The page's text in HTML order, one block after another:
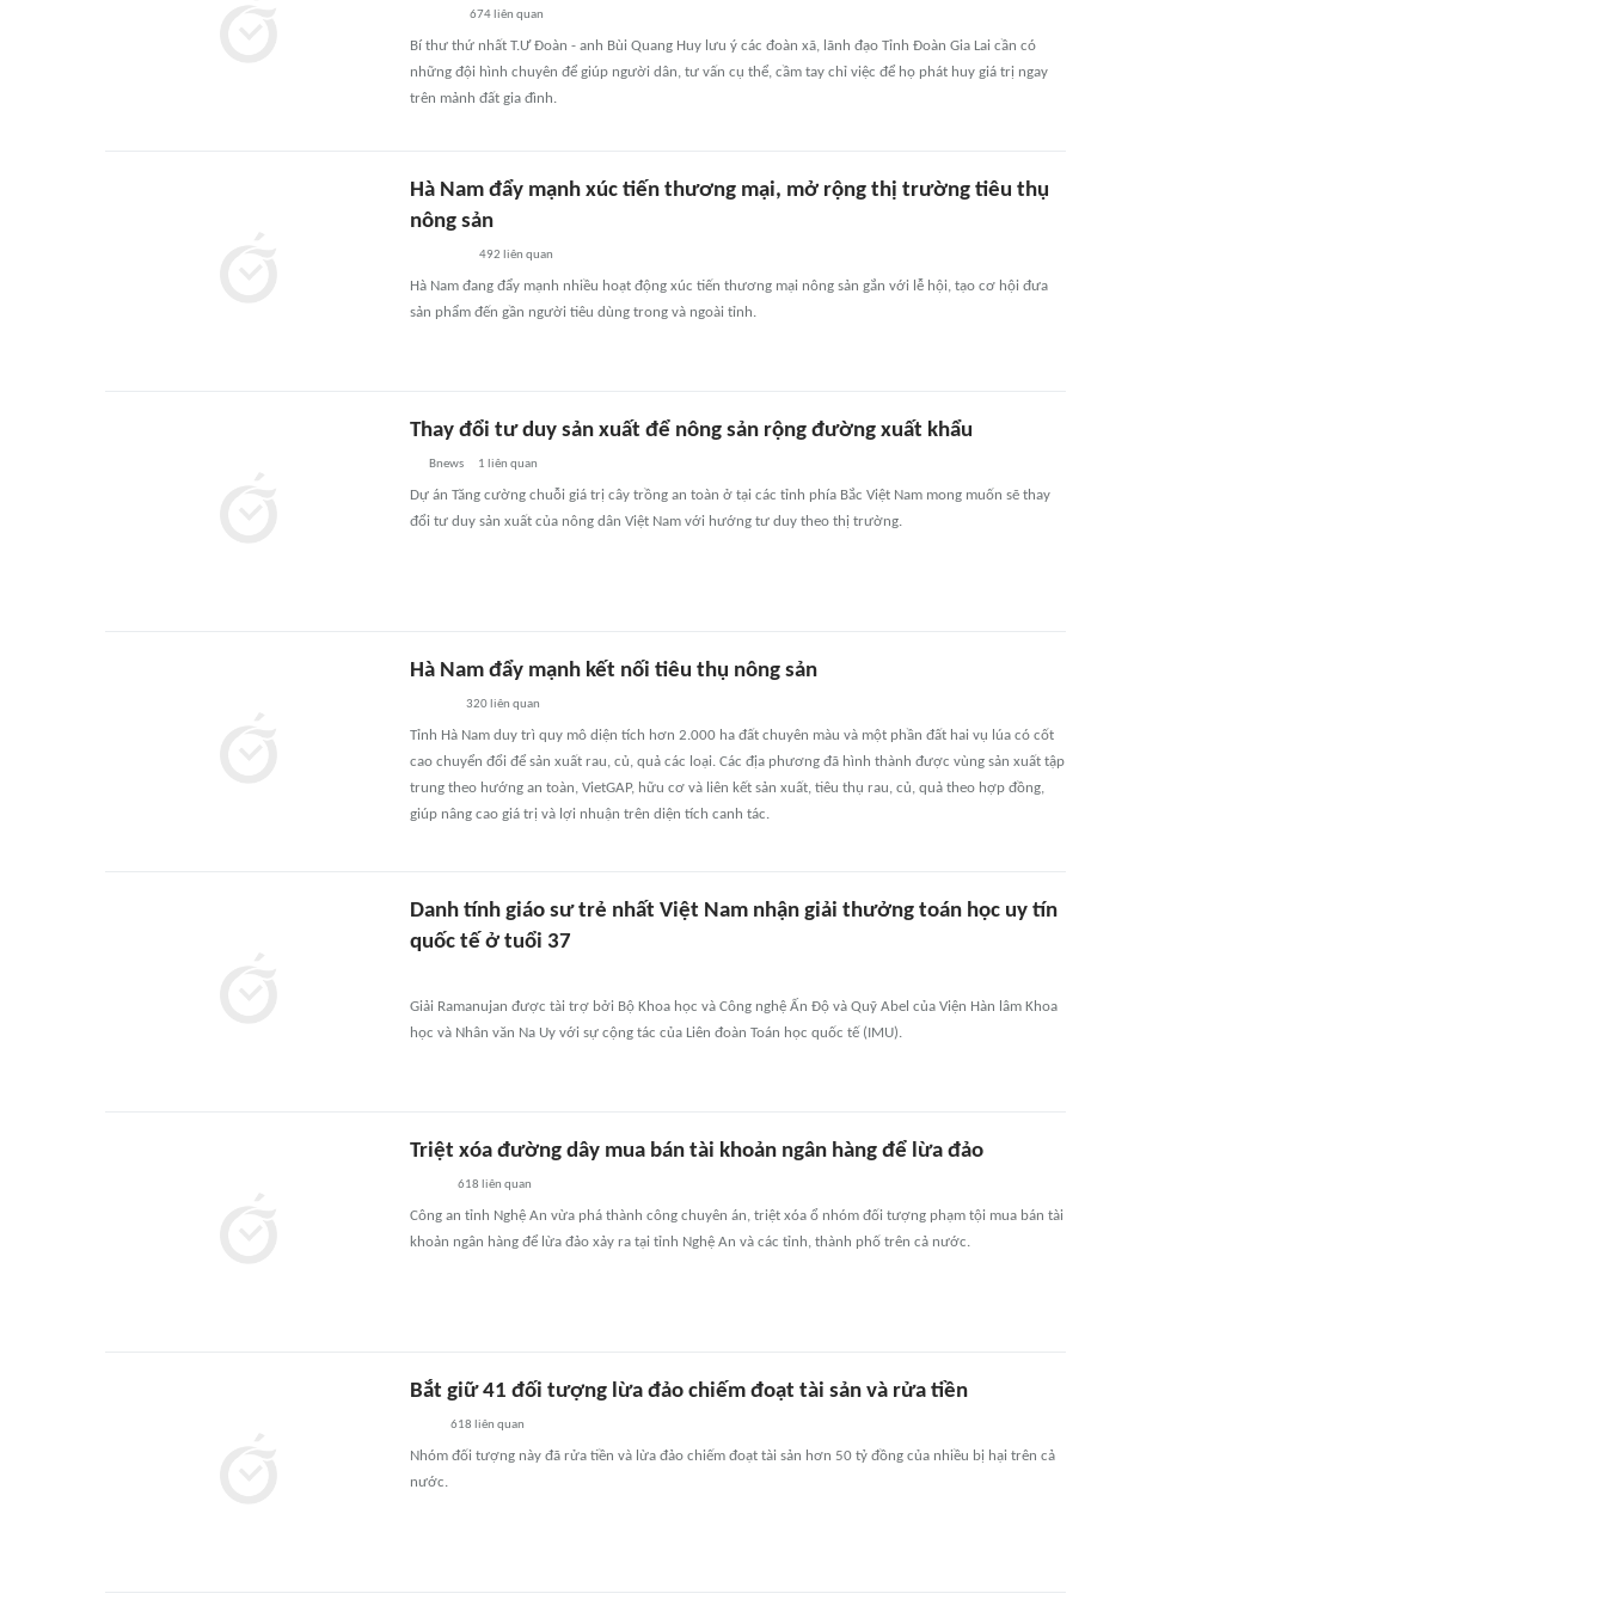
674liên quan
Bí thư thứ nhất T.Ư Đoàn - anh Bùi Quang Huy lưu ý các đoàn xã, lãnh đạo Tỉnh Đoàn Gia Lai cần có
những đội hình chuyên để giúp người dân, tư vấn cụ thể, cầm tay chỉ việc để họ phát huy giá trị ngay
trên mảnh đất gia đình.
Hà Nam đẩy mạnh xúc tiến thương mại, mở rộng thị trường tiêu thụ
nông sản
492 liên quan
Hà Nam đang đẩy mạnh nhiều hoạt động xúc tiến thương mại nông sản gắn với lễ hội, tạo cơ hội đưa
sản phẩm đến gần người tiêu dùng trong và ngoài tỉnh.
Thay đổi tư duy sản xuất để nông sản rộng đường xuất khẩu
Bnews 1 liên quan
Dự án Tăng cường chuỗi giá trị cây trồng an toàn ở tại các tỉnh phía Bắc Việt Nam mong muốn sẽ thay
đổi tư duy sản xuất của nông dân Việt Nam với hướng tư duy theo thị trường.
Hà Nam đẩy mạnh kết nối tiêu thụ nông sản
320 liên quan
Tỉnh Hà Nam duy trì quy mô diện tích hơn 2.000 ha đất chuyên màu và một phần đất hai vụ lúa có cốt
cao chuyển đổi để sản xuất rau, củ, quả các loại. Các địa phương đã hình thành được vùng sản xuất tập
trung theo hướng an toàn, VietGAP, hữu cơ và liên kết sản xuất, tiêu thụ rau, củ, quả theo hợp đồng,
giúp nâng cao giá trị và lợi nhuận trên diện tích canh tác.
Danh tính giáo sư trẻ nhất Việt Nam nhận giải thưởng toán học uy tín
quốc tế ở tuổi 37
Giải Ramanujan được tài trợ bởi Bộ Khoa học và Công nghệ Ấn Độ và Quỹ Abel của Viện Hàn lâm Khoa
học và Nhân văn Na Uy với sự cộng tác của Liên đoàn Toán học quốc tế (IMU).
Triệt xóa đường dây mua bán tài khoản ngân hàng để lừa đảo
618 liên quan
Công an tỉnh Nghệ An vừa phá thành công chuyên án, triệt xóa ổ nhóm đối tượng phạm tội mua bán tài
khoản ngân hàng để lừa đảo xảy ra tại tỉnh Nghệ An và các tỉnh, thành phố trên cả nước.
Bắt giữ 41 đối tượng lừa đảo chiếm đoạt tài sản và rửa tiền
618 liên quan
Nhóm đối tượng này đã rửa tiền và lừa đảo chiếm đoạt tài sản hơn 50 tỷ đồng của nhiều bị hại trên cả
nước.